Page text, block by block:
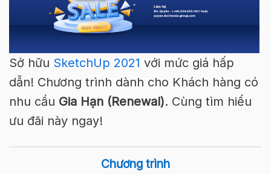
Sở hữu SketchUp 2021 với mức giá hấp
dẫn! Chương trình dành cho Khách hàng có
nhu cầu Gia Hạn (Renewal). Cùng tìm hiểu
ưu đãi này ngay!
Chương trình